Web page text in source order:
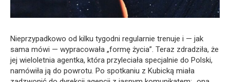
Nieprzypadkowo od kilku tygodni regularnie trenuje i — jak
sama mówi — wypracowała „formę życia”. Teraz zdradziła, że
jej wieloletnia agentka, która przyleciała specjalnie do Polski,
namówiła ją do powrotu. Po spotkaniu z Kubicką miała